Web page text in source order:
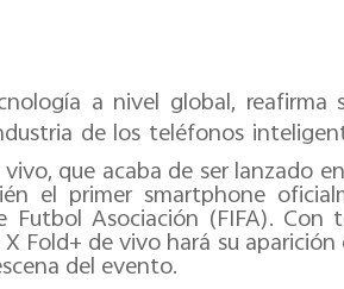
a nivel global,
de los teléfonos
que acaba de ser lanzado
el primer smartphone
Futbol Asociación (FIFA).
Fold+ de vivo hará su
del evento.